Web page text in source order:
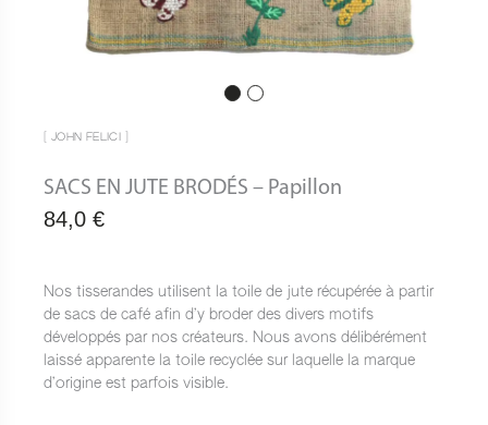
[ JOHN FELICI ]
SACS EN JUTE BRODÉS – Papillon
84,0 €
Nos tisserandes utilisent la toile de jute récupérée à partir
de sacs de café afin d’y broder des divers motifs
développés par nos créateurs. Nous avons délibérément
laissé apparente la toile recyclée sur laquelle la marque
d’origine est parfois visible.